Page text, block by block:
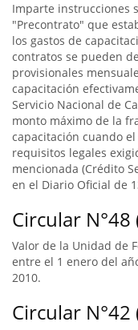
Imparte instrucciones
"Precontrato" que
los gastos de
contratos se pueden
provisionales
capacitación
Servicio Nacional de
monto máximo de la
capacitación cuando
requisitos legales
mencionada (Crédito
en el Diario Oficial de
Circular
Valor de la Unidad de
entre el 1 enero del
2010.
Circular